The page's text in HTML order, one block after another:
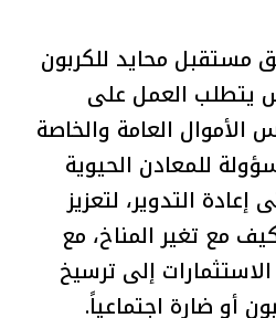
مستقبل محايد للكربون
يتطلب العمل على
الأموال العامة والخاصة
للمعادن الحيوية
التدوير، لتعزيز
مع تغير المناخ، مع
إلى ترسيخ
أو ضارة اجتماعياً.